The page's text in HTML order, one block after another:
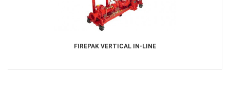
FIREPAK VERTICAL IN-LINE